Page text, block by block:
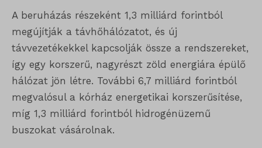
A beruházás részeként 1,3 milliárd forintból
megújítják a távhőhálózatot, és új
távvezetékekkel kapcsolják össze a rendszereket,
így egy korszerű, nagyrészt zöld energiára épülő
hálózat jön létre. További 6,7 milliárd forintból
megvalósul a kórház energetikai korszerűsítése,
míg 1,3 milliárd forintból hidrogénüzemű
buszokat vásárolnak.